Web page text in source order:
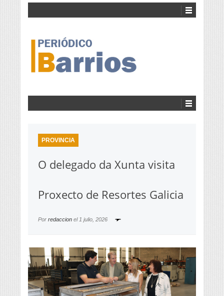
PROVINCIA
O delegado da Xunta visita
Proxecto de Resortes Galicia
Por redaccion el 1 julio, 2026